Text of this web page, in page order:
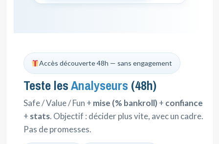
Accès découverte 48h — sans engagement
Teste lesAnalyseurs (48h)
Safe / Value / Fun + mise (% bankroll)+ confiance
+ stats. Objectif : décider plus vite, avec un cadre.
Pas de promesses.